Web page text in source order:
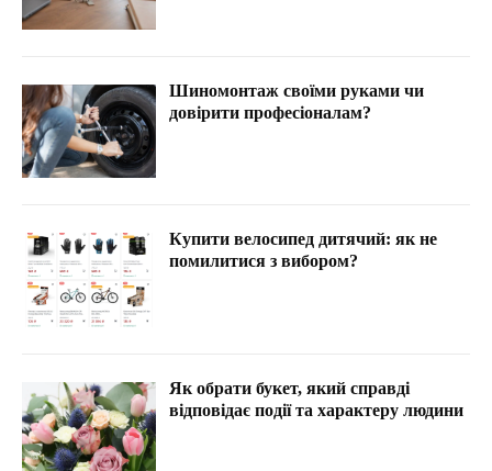
Шиномонтаж своїми руками чи
довірити професіоналам?
Купити велосипед дитячий: як не
помилитися з вибором?
Як обрати букет, який справді
відповідає події та характеру людини